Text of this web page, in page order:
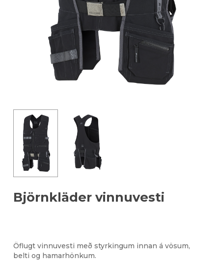
Björnkläder vinnuvesti
Öflugt vinnuvesti með styrkingum innan á vösum,
belti og hamarhönkum.